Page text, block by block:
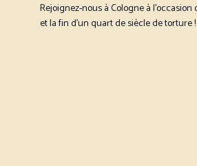
Rejoignez-nous à Cologne à
et la fin d'un quart de siècle de torture !